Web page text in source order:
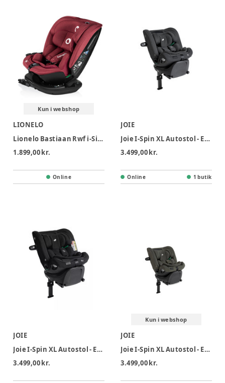
Kun i webshop
LIONELO
Lionelo Bastiaan Rwf i-Size Autostol - Red Burgundy
1.899,00 kr.
Online
JOIE
Joie I-Spin XL Autostol - Ebony
3.499,00 kr.
Online 1 butik
JOIE
Joie I-Spin XL Autostol - Eclipse
3.499,00 kr.
Kun i webshop
JOIE
Joie I-Spin XL Autostol - Evergreen
3.499,00 kr.